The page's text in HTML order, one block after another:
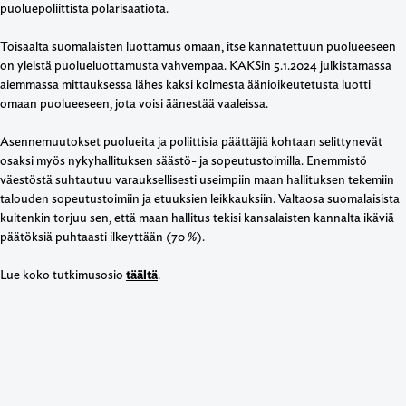
puoluepoliittista polarisaatiota.
Toisaalta suomalaisten luottamus omaan, itse kannatettuun puolueeseen
on yleistä puolueluottamusta vahvempaa. KAKSin 5.1.2024 julkistamassa
aiemmassa mittauksessa lähes kaksi kolmesta äänioikeutetusta luotti
omaan puolueeseen, jota voisi äänestää vaaleissa.
Asennemuutokset puolueita ja poliittisia päättäjiä kohtaan selittynevät
osaksi myös nykyhallituksen säästö- ja sopeutustoimilla. Enemmistö
väestöstä suhtautuu varauksellisesti useimpiin maan hallituksen tekemiin
talouden sopeutustoimiin ja etuuksien leikkauksiin. Valtaosa suomalaisista
kuitenkin torjuu sen, että maan hallitus tekisi kansalaisten kannalta ikäviä
päätöksiä puhtaasti ilkeyttään (70 %).
Lue koko tutkimusosio täältä.